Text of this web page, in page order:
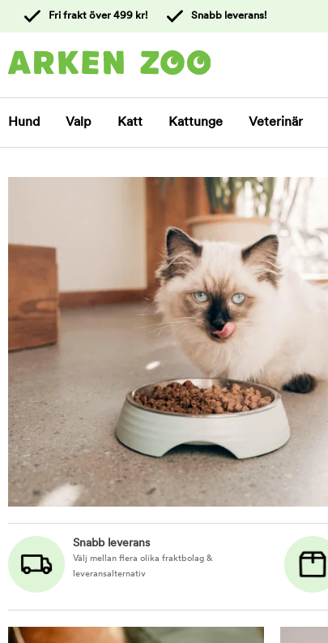
kundtjänst
Fri frakt över 499 kr! Snabb leverans!
Hund Valp Katt Kattunge Veterinär
Snabb leverans
Välj mellan flera olika fraktbolag &
leveransalternativ